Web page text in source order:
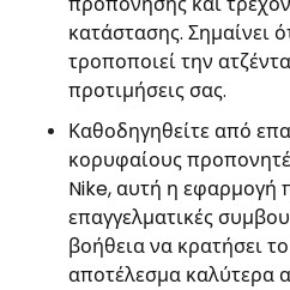
κατάστασης. Σημαίνει
τροποποιεί την
προτιμήσεις σας.
Καθοδηγηθείτε από
κορυφαίους
Nike, αυτή η εφαρμογή
επαγγελματικές
βοήθεια να κρατήσει
αποτέλεσμα καλύτερα